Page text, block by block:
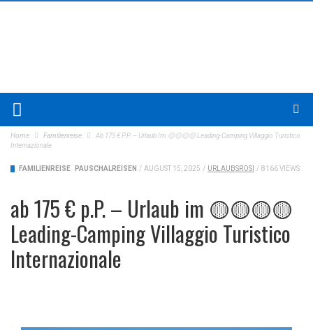
Home Familienreise
Ab 175 € P.P. – Urlaub Im 🟡🟡🟡🟡 Leading-Camping Villaggio Turistico
Internazionale
FAMILIENREISE PAUSCHALREISEN / AUGUST 15, 2025 / URLAUBSROSI / 8166 VIEWS
ab 175 € p.P. – Urlaub im 🟡🟡🟡🟡
Leading-Camping Villaggio Turistico
Internazionale